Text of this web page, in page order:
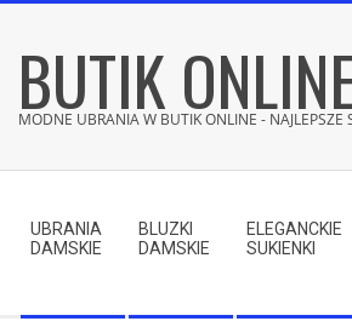
contentBUTIK
MODNE UBRANIA W BUTIK ONLINE - NAJLEPSZE
Menu
UBRANIA
DAMSKIE
BLUZKI
DAMSKIE
ELEGANCKIE
SUKIENKI